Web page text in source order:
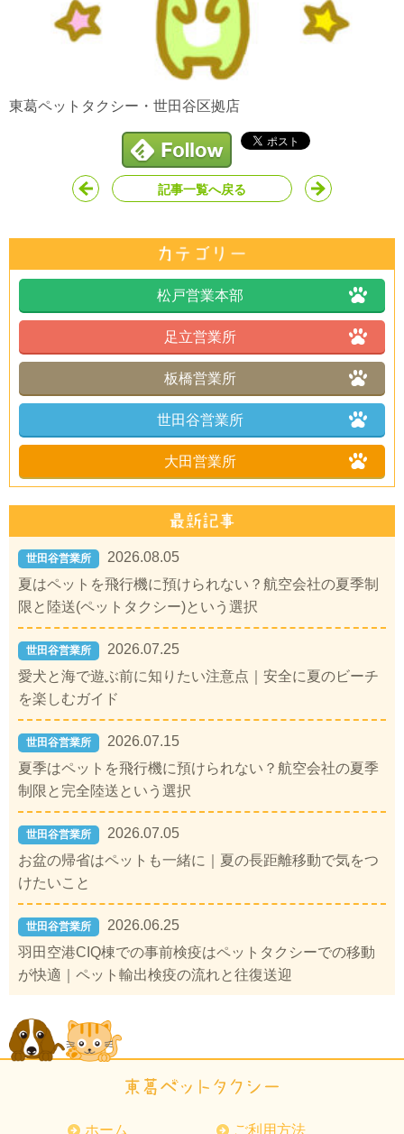
東葛ペットタクシー・世田谷区拠店
記事一覧へ戻る
松戸営業本部
足立営業所
板橋営業所
世田谷営業所
大田営業所
世田谷営業所
2026.08.05
夏はペットを飛行機に預けられない？航空会社の夏季制
限と陸送(ペットタクシー)という選択
世田谷営業所
2026.07.25
愛犬と海で遊ぶ前に知りたい注意点｜安全に夏のビーチ
を楽しむガイド
世田谷営業所
2026.07.15
夏季はペットを飛行機に預けられない？航空会社の夏季
制限と完全陸送という選択
世田谷営業所
2026.07.05
お盆の帰省はペットも一緒に｜夏の長距離移動で気をつ
けたいこと
世田谷営業所
2026.06.25
羽田空港CIQ棟での事前検疫はペットタクシーでの移動
が快適｜ペット輸出検疫の流れと往復送迎
ホーム ご利用方法